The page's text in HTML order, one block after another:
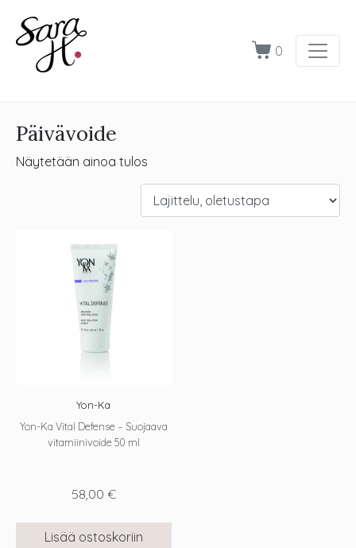
0
Päivävoide
Näytetään ainoa tulos
Yon-Ka
Yon-Ka Vital Defense – Suojaava
vitamiinivoide 50 ml
58,00 €
Lisää ostoskoriin